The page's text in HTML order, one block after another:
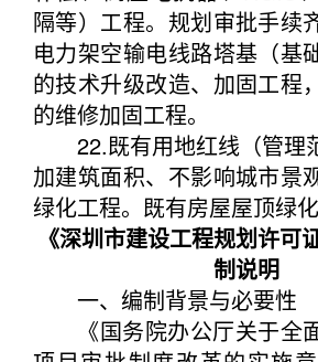
隔等）工程。规划审批手续
电力架空输电线路塔基（基
的技术升级改造、加固工程
的维修加固工程。
22.既有用地红线（管理
加建筑面积、不影响城市景
绿化工程。既有房屋屋顶绿化
《深圳市建设工程规划许可
制说明
一、编制背景与必要性
《国务院办公厅关于全